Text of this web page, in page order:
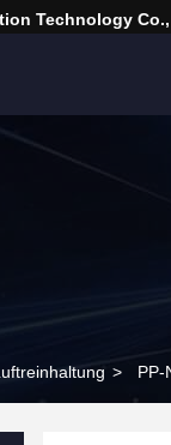
Technology
> PP-